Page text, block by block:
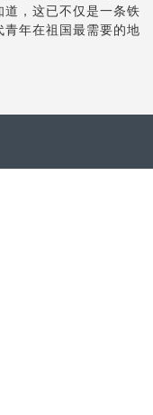
，这已不仅是一条铁
青年在祖国最需要的地